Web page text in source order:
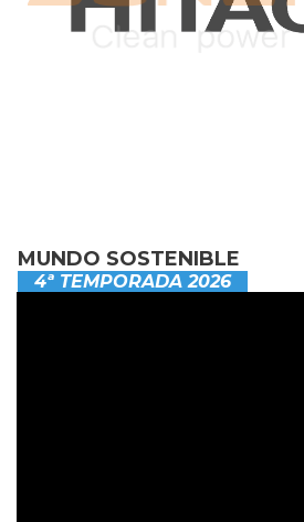
MUNDO SOSTENIBLE
4ª TEMPORADA 2026